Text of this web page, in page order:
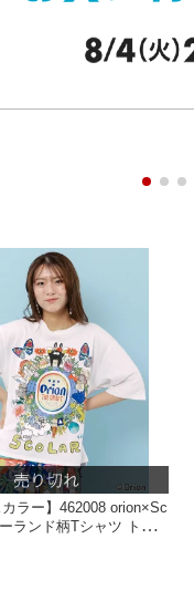
カラー】462008 orion×Sc
ランド柄Tシャツ トッ
ル レトロ オリオンビー
的【パッパドゥドゥ】